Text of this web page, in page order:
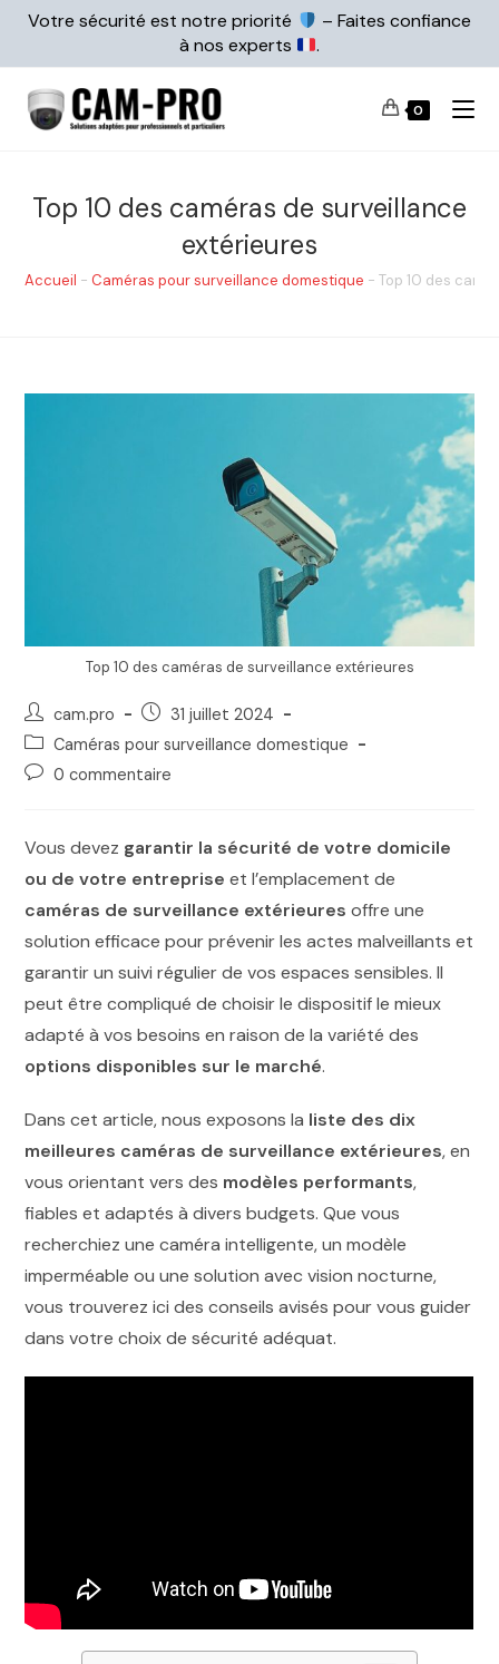
Votre sécurité est notre priorité
– Faites confiance
à nos experts
.
0
Top 10 des caméras de surveillance
extérieures
Accueil - Caméras pour surveillance domestique -Top 10 des
Top 10 des caméras de surveillance extérieures
cam.pro
31 juillet 2024
Caméras pour surveillance domestique
0 commentaire
Vous devez garantir la sécurité de votre domicile
ou de votre entreprise et l’emplacement de
caméras de surveillance extérieures offre une
solution efficace pour prévenir les actes malveillants et
garantir un suivi régulier de vos espaces sensibles. Il
peut être compliqué de choisir le dispositif le mieux
adapté à vos besoins en raison de la variété des
options disponibles sur le marché.
Dans cet article, nous exposons la liste des dix
meilleures caméras de surveillance extérieures, en
vous orientant vers des modèles performants,
fiables et adaptés à divers budgets. Que vous
recherchiez une caméra intelligente, un modèle
imperméable ou une solution avec vision nocturne,
vous trouverez ici des conseils avisés pour vous guider
dans votre choix de sécurité adéquat.